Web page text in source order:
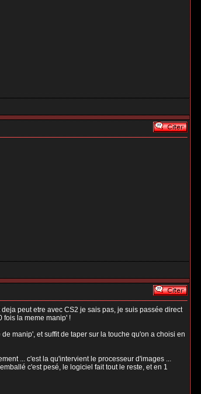
peut etre avec CS2 je sais pas, je suis passée direct
fois la meme manip' !
manip', et suffit de taper sur la touche qu'on a choisi en
... c'est la qu'intervient le processeur d'images ...
c'est pesé, le logiciel fait tout le reste, et en 1